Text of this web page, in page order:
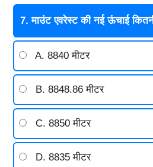
7. माउंट एवरेस्ट की नई ऊंचाई
A. 8840 मीटर
B. 8848.86 मीटर
C. 8850 मीटर
D. 8835 मीटर